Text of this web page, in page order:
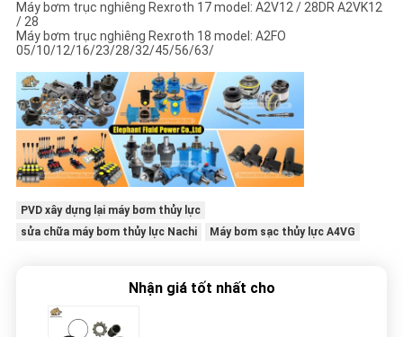
Máy bơm trục nghiêng Rexroth 17 model: A2V12 / 28DR A2VK12
/ 28
Máy bơm trục nghiêng Rexroth 18 model: A2FO
05/10/12/16/23/28/32/45/56/63/
PVD xây dựng lại máy bơm thủy lực
sửa chữa máy bơm thủy lực Nachi
Máy bơm sạc thủy lực A4VG
Nhận giá tốt nhất cho